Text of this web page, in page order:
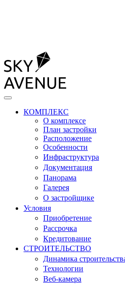
КОМПЛЕКС
О комплексе
План застройки
Расположение
Особенности
Инфраструктура
Документация
Панорама
Галерея
О застройщике
Условия
Приобретение
Рассрочка
Кредитование
СТРОИТЕЛЬСТВО
Динамика
Технологии
Веб-камера